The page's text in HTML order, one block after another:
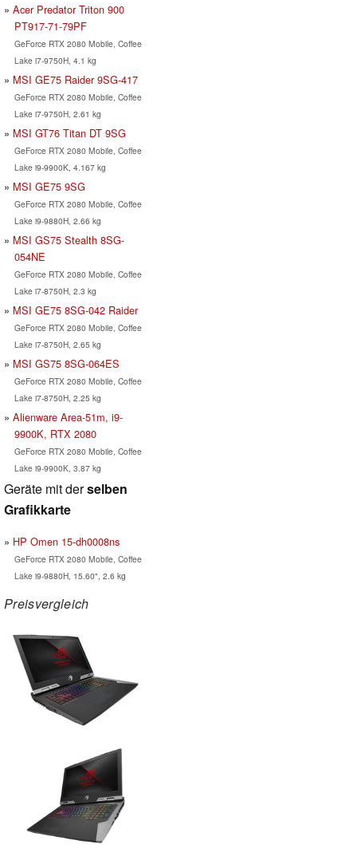
Acer Predator Triton 900
PT917-71-79PF
GeForce RTX 2080 Mobile, Coffee
Lake i7-9750H, 4.1 kg
MSI GE75 Raider 9SG-417
GeForce RTX 2080 Mobile, Coffee
Lake i7-9750H, 2.61 kg
MSI GT76 Titan DT 9SG
GeForce RTX 2080 Mobile, Coffee
Lake i9-9900K, 4.167 kg
MSI GE75 9SG
GeForce RTX 2080 Mobile, Coffee
Lake i9-9880H, 2.66 kg
MSI GS75 Stealth 8SG-
054NE
GeForce RTX 2080 Mobile, Coffee
Lake i7-8750H, 2.3 kg
MSI GE75 8SG-042 Raider
GeForce RTX 2080 Mobile, Coffee
Lake i7-8750H, 2.65 kg
MSI GS75 8SG-064ES
GeForce RTX 2080 Mobile, Coffee
Lake i7-8750H, 2.25 kg
Alienware Area-51m, i9-
9900K, RTX 2080
GeForce RTX 2080 Mobile, Coffee
Lake i9-9900K, 3.87 kg
Geräte mit derselben
Grafikkarte
HP Omen 15-dh0008ns
GeForce RTX 2080 Mobile, Coffee
Lake i9-9880H, 15.60", 2.6 kg
Preisvergleich